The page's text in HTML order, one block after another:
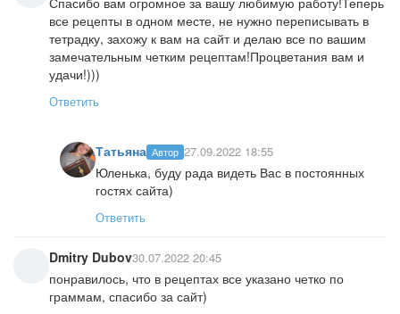
все рецепты в одном месте, не нужно переписывать в
тетрадку, захожу к вам на сайт и делаю все по вашим
замечательным четким рецептам!Процветания вам и
удачи!)))
Ответить
Татьяна Автор 27.09.2022 18:55
Юленька, буду рада видеть Вас в постоянных
гостях сайта)
Ответить
Dmitry Dubov30.07.2022 20:45
понравилось, что в рецептах все указано четко по
граммам, спасибо за сайт)